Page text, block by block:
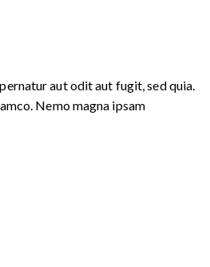
aut odit aut fugit, sed quia.
Nemo magna ipsam